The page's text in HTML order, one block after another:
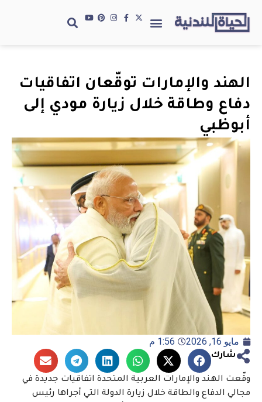
الهند والإمارات توقّعان اتفاقيات
دفاع وطاقة خلال زيارة مودي إلى
أبوظبي
مايو 16, 2026 1:56 م
شارك
وقّعت الهند والإمارات العربية المتحدة اتفاقيات جديدة في
مجالي الدفاع والطاقة خلال زيارة الدولة التي أجراها رئيس